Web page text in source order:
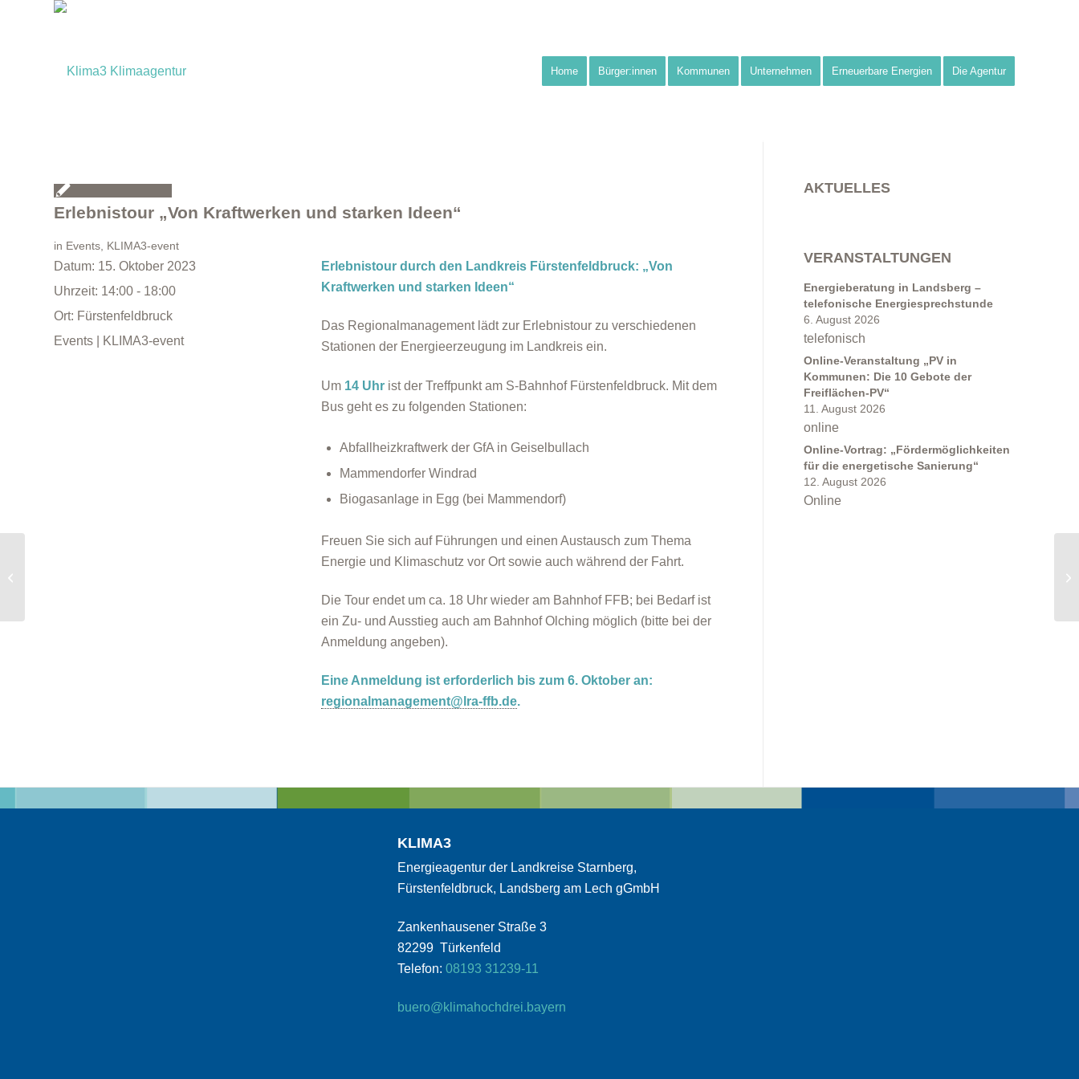
Home Bürger:innen Kommunen Unternehmen Erneuerbare Energien Die Agentur
Erlebnistour „Von Kraftwerken und starken Ideen“
in Events KLIMA3-event
Datum: 15. Oktober 2023
Uhrzeit: 14:00 - 18:00
Ort: Fürstenfeldbruck
Events | KLIMA3-event
Erlebnistour durch den Landkreis Fürstenfeldbruck: „Von
Kraftwerken und starken Ideen“
Das Regionalmanagement lädt zur Erlebnistour zu verschiedenen
Stationen der Energieerzeugung im Landkreis ein.
Um 14 Uhr ist der Treffpunkt am S-Bahnhof Fürstenfeldbruck. Mit dem
Bus geht es zu folgenden Stationen:
Abfallheizkraftwerk der GfA in Geiselbullach
Mammendorfer Windrad
Biogasanlage in Egg (bei Mammendorf)
Freuen Sie sich auf Führungen und einen Austausch zum Thema
Energie und Klimaschutz vor Ort sowie auch während der Fahrt.
Die Tour endet um ca. 18 Uhr wieder am Bahnhof FFB; bei Bedarf ist
ein Zu- und Ausstieg auch am Bahnhof Olching möglich (bitte bei der
Anmeldung angeben).
Eine Anmeldung ist erforderlich bis zum 6. Oktober an:
regionalmanagement@lra-ffb.de.
AKTUELLES
VERANSTALTUNGEN
Energieberatung in Landsberg –
telefonische Energiesprechstunde
6. August 2026
telefonisch
Online-Veranstaltung „PV in
Kommunen: Die 10 Gebote der
Freiflächen-PV“
11. August 2026
online
Online-Vortrag: „Fördermöglichkeiten
für die energetische Sanierung“
12. August 2026
Online
KLIMA3
Energieagentur der Landkreise Starnberg,
Fürstenfeldbruck, Landsberg am Lech gGmbH
Zankenhausener Straße 3
82299 Türkenfeld
Telefon: 08193 31239-11
buero@klimahochdrei.bayern